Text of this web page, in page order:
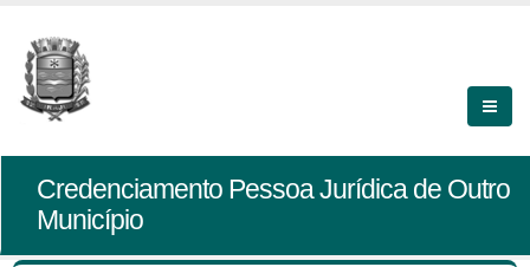
Credenciamento Pessoa Jurídica de Outro
Município